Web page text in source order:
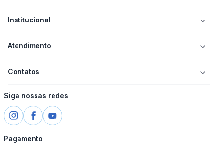
Institucional
Atendimento
Contatos
Siga nossas redes
Pagamento